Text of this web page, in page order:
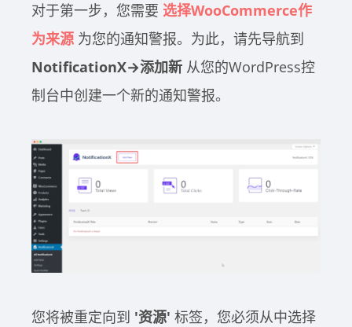
对于第一步，您需要 选择WooCommerce作
为来源 为您的通知警报。为此，请先导航到
NotificationX→添加新 从您的WordPress控
制台中创建一个新的通知警报。
您将被重定向到 '资源' 标签，您必须从中选择